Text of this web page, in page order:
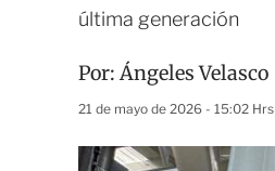
última generación
Por:Ángeles Velasco
21 de mayo de 2026 - 15:02 Hrs